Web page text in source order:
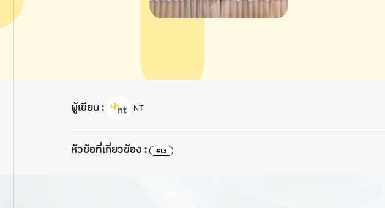
ผู้เขียน : NT
ห้วข้อที่เกี่ยวข้อง : #t3